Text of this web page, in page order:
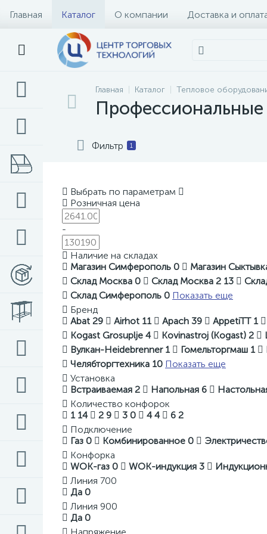
Главная Каталог О компании Доставка и
Главная Каталог Тепловое
Фильтр 1
Выбрать по параметрам
Розничная цена
-
Наличие на складах
Магазин Симферополь 0 Магазин
Склад Москва 0 Склад Москва 2 13
Склад Симферополь 0 Показать еще
Бренд
Abat 29 Airhot 11 Apach 39 AppetiTT 1
Kogast Grosuplje 4 Kovinastroj (Kogast) 2
Вулкан-Heidebrenner 1 Гомельторгмаш 1
Челябторгтехника 10 Показать еще
Установка
Встраиваемая 2 Напольная 6
Количество конфорок
1 14 2 9 3 0 44 6 2
Подключение
Газ 0 Комбинированное 0
Конфорка
WOK-газ 0 WOK-индукция 3
Линия 700
Да 0
Линия 900
Да 0